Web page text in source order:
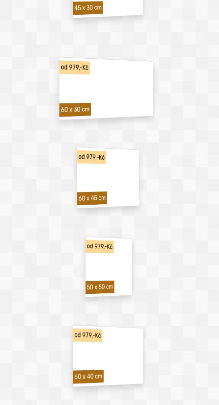
45 x 30 cm
od 979,-Kč
60 x 30 cm
od 979,-Kč
60 x 45 cm
od 979,-Kč
50 x 50 cm
od 979,-Kč
60 x 40 cm